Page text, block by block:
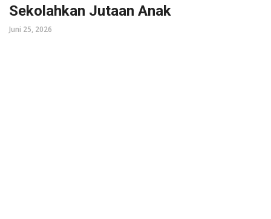
Sekolahkan Jutaan Anak
Juni 25, 2026